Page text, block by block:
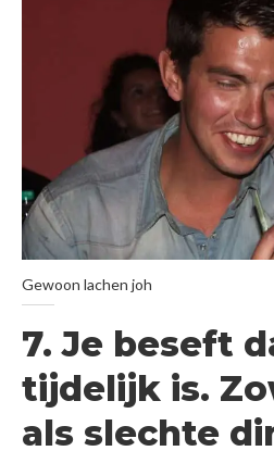
Gewoon lachen joh
7. Je beseft
tijdelijk is.
als slechte